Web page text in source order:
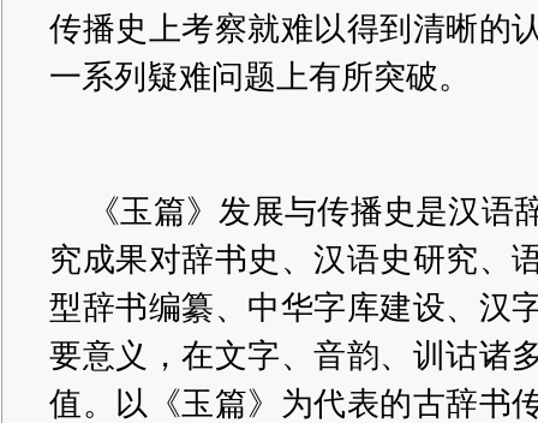
传播史上考察就难以得到清晰的
一系列疑难问题上有所突破。
《玉篇》发展与传播史是汉语
究成果对辞书史、汉语史研究、
型辞书编纂、中华字库建设、汉
要意义，在文字、音韵、训诂诸
值。以《玉篇》为代表的古辞书